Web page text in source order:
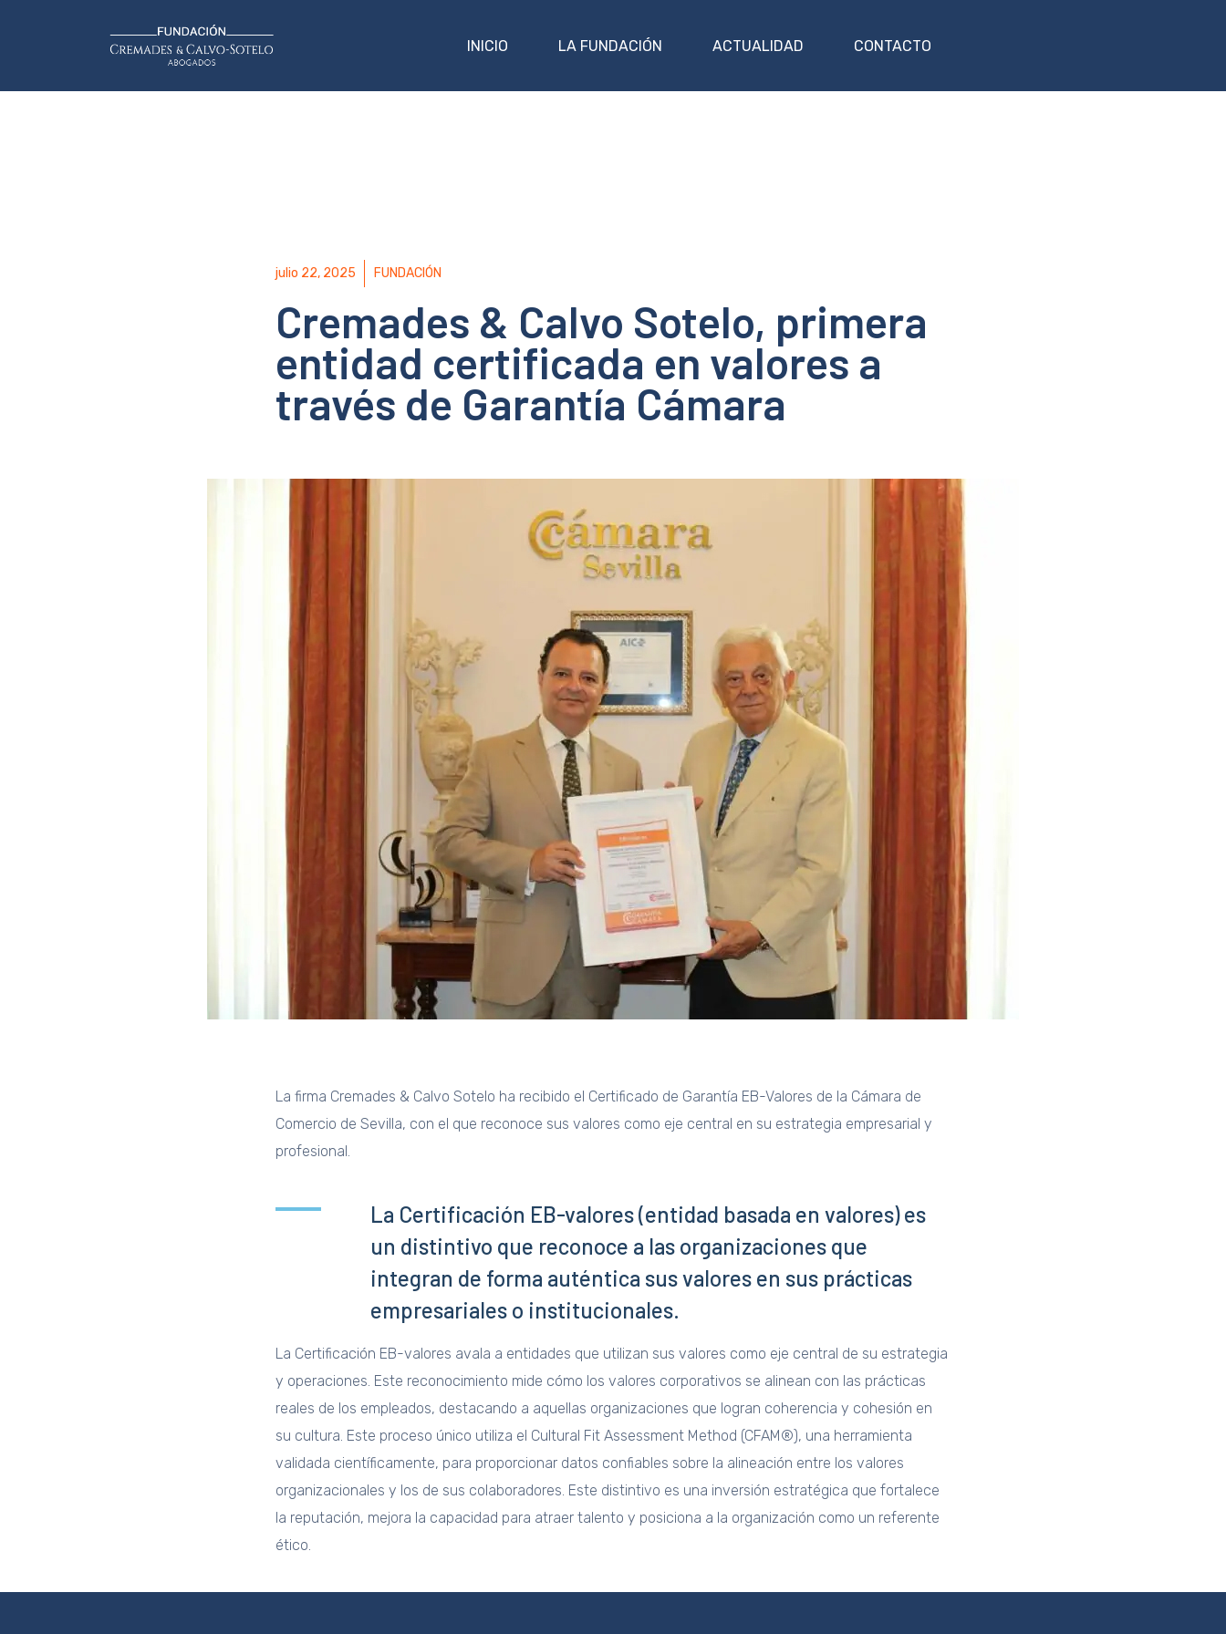
INICIO LA FUNDACIÓN ACTUALIDAD CONTACTO
julio 22, 2025 FUNDACIÓN
Cremades & Calvo Sotelo, primera
entidad certificada en valores a
través de Garantía Cámara
La firma Cremades & Calvo Sotelo ha recibido el Certificado de Garantía EB-Valores de la Cámara de
Comercio de Sevilla, con el que reconoce sus valores como eje central en su estrategia empresarial y
profesional.
La Certificación EB-valores (entidad basada en valores) es
un distintivo que reconoce a las organizaciones que
integran de forma auténtica sus valores en sus prácticas
empresariales o institucionales.
La Certificación EB-valores avala a entidades que utilizan sus valores como eje central de su estrategia
y operaciones. Este reconocimiento mide cómo los valores corporativos se alinean con las prácticas
reales de los empleados, destacando a aquellas organizaciones que logran coherencia y cohesión en
su cultura. Este proceso único utiliza el Cultural Fit Assessment Method (CFAM®), una herramienta
validada científicamente, para proporcionar datos confiables sobre la alineación entre los valores
organizacionales y los de sus colaboradores. Este distintivo es una inversión estratégica que fortalece
la reputación, mejora la capacidad para atraer talento y posiciona a la organización como un referente
ético.